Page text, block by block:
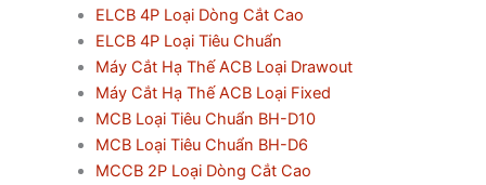
ELCB 4P Loại Dòng Cắt Cao
ELCB 4P Loại Tiêu Chuẩn
Máy Cắt Hạ Thế ACB Loại Drawout
Máy Cắt Hạ Thế ACB Loại Fixed
MCB Loại Tiêu Chuẩn BH-D10
MCB Loại Tiêu Chuẩn BH-D6
MCCB 2P Loại Dòng Cắt Cao